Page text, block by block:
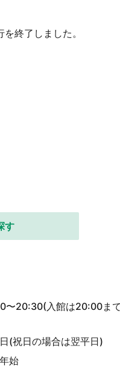
終了しました。
す
〜20:30(入館は20:00ま
(祝日の場合は翌平日)
始